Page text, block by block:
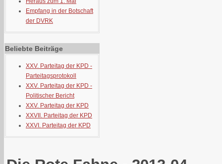
Empfang in der Botschaft
der DVRK
Beliebte Beiträge
XXV. Parteitag der KPD -
Parteitagsprotokoll
XXV. Parteitag der KPD -
Politischer Bericht
XXV. Parteitag der KPD
XXVII. Parteitag der KPD
XXVI. Parteitag der KPD